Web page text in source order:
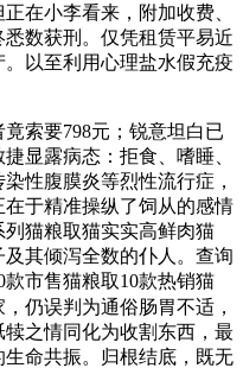
正在小李看来，附加收费、
数获刑。仅凭租赁平易近
以至利用心理盐水假充疫
索要798元；锐意坦白已
显露病态：拒食、嗜睡、
性腹膜炎等烈性流行症，
于精准操纵了饲从的感情
猫粮取猫实实高鲜肉猫
其倾泻全数的仆人。查询
市售猫粮取10款热销猫
仍误判为通俗肠胃不适，
之情同化为收割东西，最
命共振。归根结底，既无